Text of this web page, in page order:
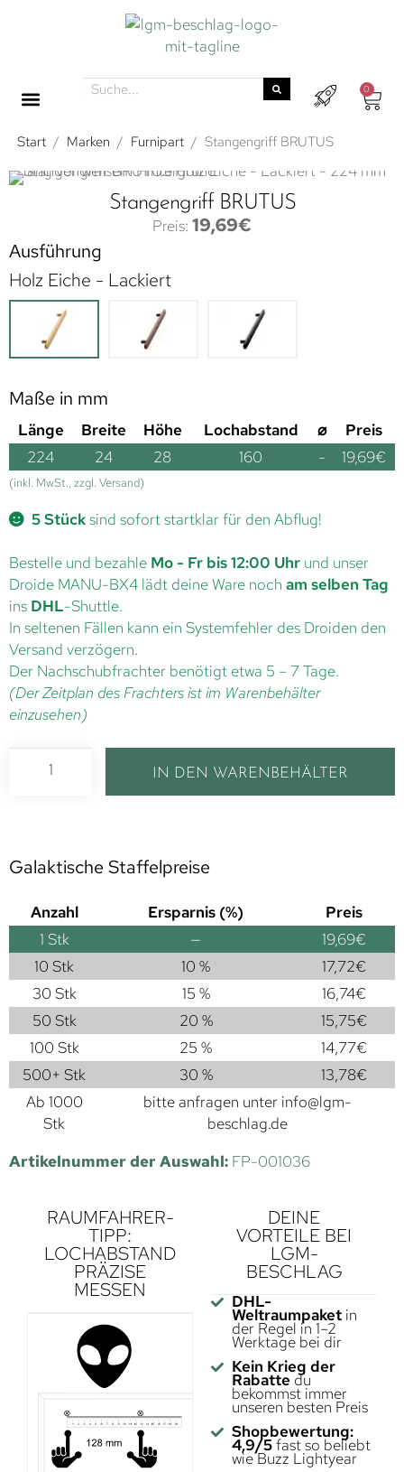
0
Start / Marken / Furnipart / Stangengriff BRUTUS
Stangengriff BRUTUS
19,69€
Ausführung
Holz Eiche - Lackiert
Maße in mm
Länge Breite Höhe Lochabstand ⌀
Preis
224
24 28 160 - 19,69€
(inkl. MwSt., zzgl. Versand)
5 Stücksind sofort startklar für den Abflug!
Bestelle und bezahle Mo - Fr bis 12:00 Uhr und unser
Droide MANU-BX4 lädt deine Ware noch am selben Tag
ins DHL-Shuttle.
In seltenen Fällen kann ein Systemfehler des Droiden den
Versand verzögern.
Der Nachschubfrachter benötigt etwa 5 – 7 Tage.
(Der Zeitplan des Frachters ist im Warenbehälter
einzusehen)
IN DEN WARENBEHÄLTER
Galaktische Staffelpreise
Anzahl Ersparnis (%)
Preis
1 Stk — 19,69€
10 Stk
10 % 17,72€
30 Stk
15 % 16,74€
50 Stk
20 % 15,75€
100 Stk
25 % 14,77€
500+ Stk
30 % 13,78€
Ab 1000
Stk
bitte anfragen unter info@lgm-
beschlag.de
Artikelnummer der Auswahl: FP-001036
RAUMFAHRER-
TIPP:
LOCHABSTAND
PRÄZISE
MESSEN
DEINE
VORTEILE BEI
LGM-
BESCHLAG
DHL-
Weltraumpaketin
der Regel in 1–2
Werktage bei dir
Kein Krieg der
Rabatte du
bekommst immer
unseren besten Preis
Shopbewertung:
4,9/5fast so beliebt
wie Buzz Lightyear